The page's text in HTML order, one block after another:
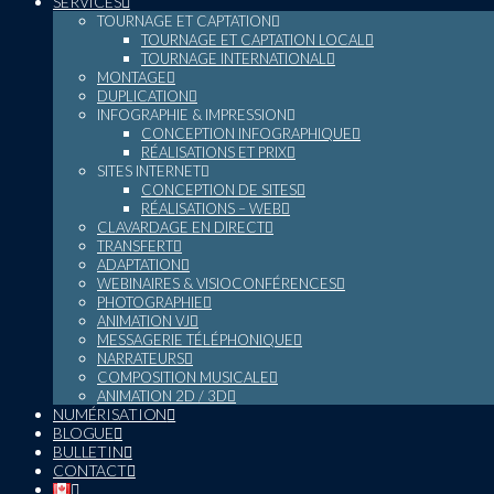
TOURNAGE ET CAPTATION
TOURNAGE ET CAPTATION LOCAL
TOURNAGE INTERNATIONAL
MONTAGE
DUPLICATION
INFOGRAPHIE & IMPRESSION
CONCEPTION INFOGRAPHIQUE
RÉALISATIONS ET PRIX
SITES INTERNET
CONCEPTION DE SITES
RÉALISATIONS – WEB
CLAVARDAGE EN DIRECT
TRANSFERT
ADAPTATION
WEBINAIRES & VISIOCONFÉRENCES
PHOTOGRAPHIE
ANIMATION VJ
MESSAGERIE TÉLÉPHONIQUE
NARRATEURS
COMPOSITION MUSICALE
ANIMATION 2D / 3D
NUMÉRISATION
BLOGUE
BULLETIN
CONTACT